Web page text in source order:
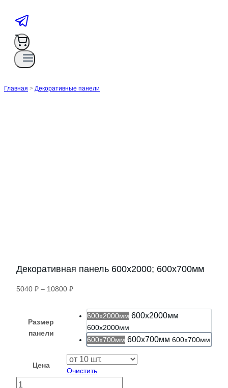
Главная > Декоративные панели
Декоративная панель 600х2000; 600х700мм
5040 ₽ – 10800 ₽Диапазон
5040 ₽
10800 ₽
Размер
панели
600х2000мм 600х2000мм
600х2000мм
600х700мм 600х700мм 600х700мм
Цена
Очистить
Количество